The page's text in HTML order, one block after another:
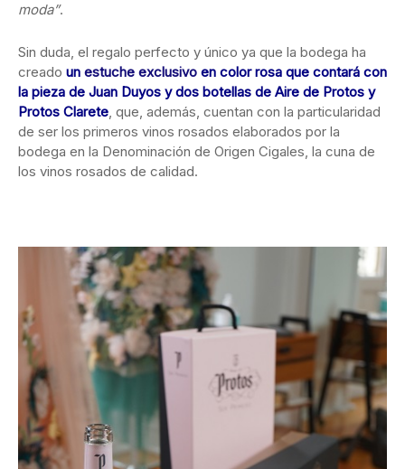
moda”.
Sin duda, el regalo perfecto y único ya que la bodega ha
creado un estuche exclusivo en color rosa que contará con
la pieza de Juan Duyos y dos botellas de Aire de Protos y
Protos Clarete, que, además, cuentan con la particularidad
de ser los primeros vinos rosados elaborados por la
bodega en la Denominación de Origen Cigales, la cuna de
los vinos rosados de calidad.